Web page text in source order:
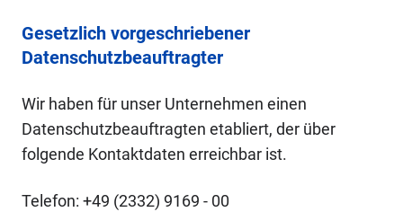
Gesetzlich vorgeschriebener
Datenschutzbeauftragter
Wir haben für unser Unternehmen einen
Datenschutzbeauftragten etabliert, der über
folgende Kontaktdaten erreichbar ist.
Telefon: +49 (2332) 9169 - 00